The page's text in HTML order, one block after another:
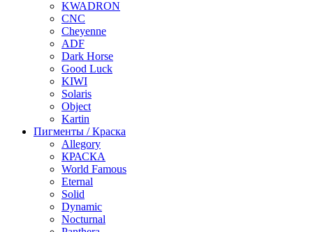
KWADRON
CNC
Cheyenne
ADF
Dark Horse
Good Luck
KIWI
Solaris
Object
Kartin
Пигменты / Краска
Allegory
КРАСКА
World Famous
Eternal
Solid
Dynamic
Nocturnal